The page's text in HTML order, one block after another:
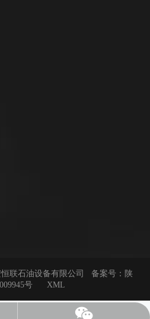
联石油设备有限公司 备案号： 陕
号
XML